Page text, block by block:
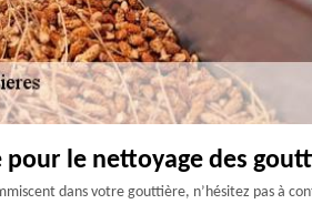
pour le nettoyage des
dans votre gouttière, n’hésitez pas à